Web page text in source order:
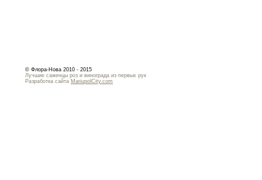
© Флора-Нова 2010 - 2015
Лучшие саженцы роз и винограда из первых рук
Разработка сайта MariupolCity.com